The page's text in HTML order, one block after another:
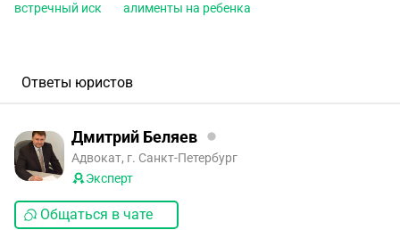
встречный иск
алименты на ребенка
Ответы юристов
Дмитрий Беляев
Адвокат, г. Санкт-Петербург
Эксперт
Общаться в чате